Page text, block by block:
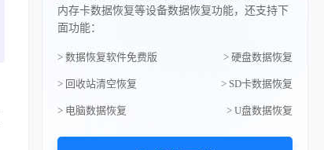
内存卡数据恢复等设备数据恢复功能，还支持下
面功能：
> 数据恢复软件免费版 > 硬盘数据恢复
> 回收站清空恢复 > SD卡数据恢复
> 电脑数据恢复 > U盘数据恢复